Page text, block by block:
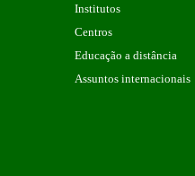
Institutos
Centros
Educação a distância
Assuntos internacionais